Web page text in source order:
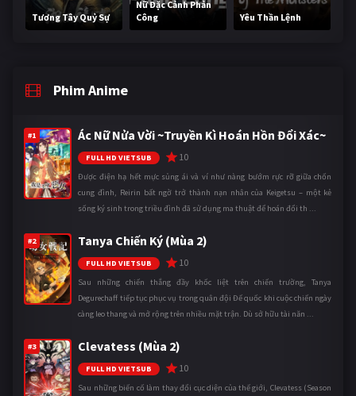
Tương Tây Quỷ Sự
Nữ Đặc Cảnh Phản
Công
Yêu Thần Lệnh
Phim Anime
#1 Ác Nữ Nửa Vời ~Truyền Kì Hoán Hồn Đổi Xác~
FULL HD VIETSUB 10
Được điện hạ hết mực sủng ái và ví như nàng bướm rực rỡ giữa chốn
cung đình, Reirin bất ngờ trở thành nạn nhân của Keigetsu – một kẻ
sống ký sinh trong triều đình đã sử dụng ma thuật để hoán đổi th ...
#2 Tanya Chiến Ký (Mùa 2)
FULL HD VIETSUB 10
Sau những chiến thắng đầy khốc liệt trên chiến trường, Tanya
Degurechaff tiếp tục phục vụ trong quân đội Đế quốc khi cuộc chiến ngày
càng leo thang và mở rộng trên nhiều mặt trận. Dù sở hữu tài năn ...
#3 Clevatess (Mùa 2)
FULL HD VIETSUB 10
Sau những biến cố làm thay đổi cục diện của thế giới, Clevatess (Season